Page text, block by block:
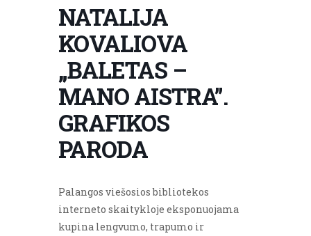
NATALIJA
KOVALIOVA
„BALETAS –
MANO AISTRA”.
GRAFIKOS
PARODA
Palangos viešosios bibliotekos
interneto skaitykloje eksponuojama
kupina lengvumo, trapumo ir